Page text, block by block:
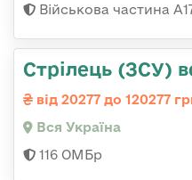
Військова частина
Стрілець (ЗСУ)
від 20277 до 120277
Вся Україна
116 ОМБр